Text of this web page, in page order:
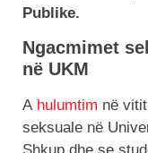
Publike.
Ngacmimet
në UKM
A hulumtim në
seksuale në